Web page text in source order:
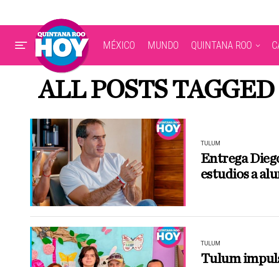
MÉXICO MUNDO QUINTANA ROO
ALL POSTS
TULUM
Entrega
estudios a
TULUM
Tulum